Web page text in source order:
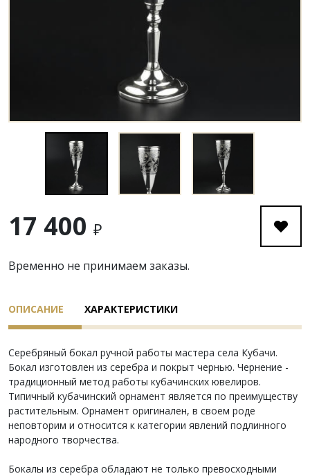
17 400 ₽
Временно не принимаем заказы.
ОПИСАНИЕ ХАРАКТЕРИСТИКИ
Серебряный бокал ручной работы мастера села Кубачи.
Бокал изготовлен из серебра и покрыт чернью. Чернение -
традиционный метод работы кубачинских ювелиров.
Типичный кубачинский орнамент является по преимуществу
растительным. Орнамент оригинален, в своем роде
неповторим и относится к категории явлений подлинного
народного творчества.
Бокалы из серебра обладают не только превосходными